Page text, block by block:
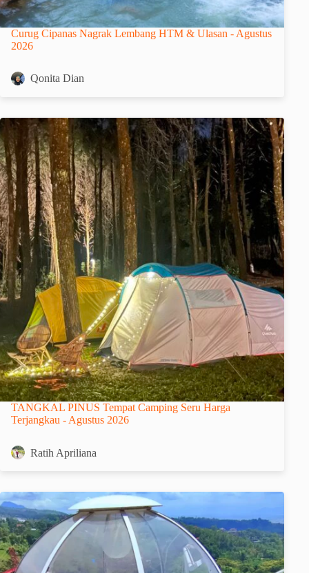
Curug Cipanas Nagrak Lembang HTM & Ulasan - Agustus
2026
Qonita Dian
TANGKAL PINUS Tempat Camping Seru Harga
Terjangkau - Agustus 2026
Ratih Apriliana